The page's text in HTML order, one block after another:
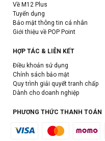
Về M12 Plus
Tuyển dụng
Bảo mật thông tin cá nhân
Giới thiệu về POP Point
HỢP TÁC & LIÊN KẾT
Điều khoản sử dụng
Chính sách bảo mật
Quy trình giải quyết tranh chấp
Dành cho doanh nghiệp
PHƯƠNG THỨC THANH TOÁN